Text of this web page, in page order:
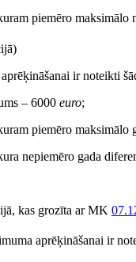
piemēro
ir noteikti
– 6000 euro;
piemēro
nepiemēro gada
kas grozīta ar MK
aprēķināšanai ir